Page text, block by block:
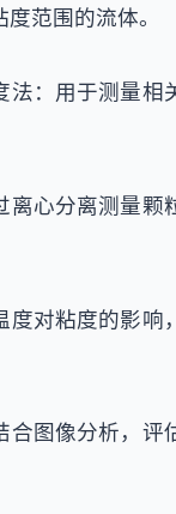
范围的流体。
法：用于测量相
离心分离测量颗
度对粘度的影响
合图像分析，评